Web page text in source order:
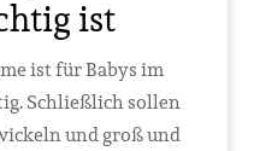
ist
ist für Babys im
Schließlich sollen
und groß und